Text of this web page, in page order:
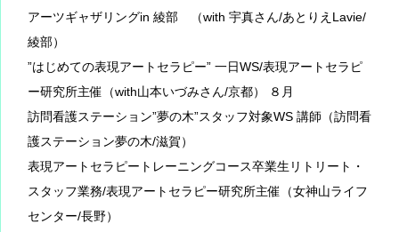
アーツギャザリングin 綾部 （with 宇真さん/あとりえLavie/
綾部）
”はじめての表現アートセラピー” 一日WS/表現アートセラピ
ー研究所主催（with山本いづみさん/京都） ８月
訪問看護ステーション”夢の木”スタッフ対象WS 講師（訪問看
護ステーション夢の木/滋賀）
表現アートセラピートレーニングコース卒業生リトリート・
スタッフ業務/表現アートセラピー研究所主催（女神山ライフ
センター/長野）